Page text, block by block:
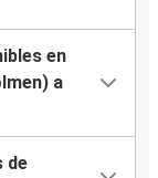
en
a
de